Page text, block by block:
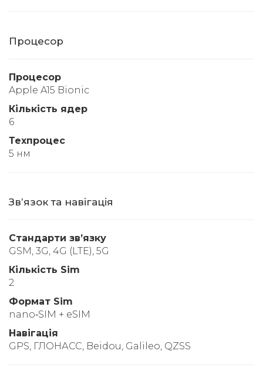
Процесор
Процесор
Apple A15 Bionic
Кількість ядер
6
Техпроцес
5 нм
Звʼязок та навігація
Стандарти звʼязку
GSM, 3G, 4G (LTE), 5G
Кількість Sim
2
Формат Sim
nano‑SIM + eSIM
Навігація
GPS, ГЛОНАСС, Beidou, Galileo, QZSS